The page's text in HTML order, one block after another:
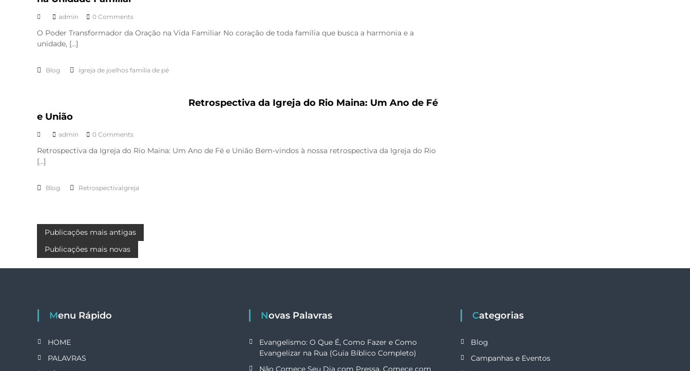
admin 0 Comments
O Poder Transformador da Oração na Vida Familiar No coração de toda família que busca a harmonia e a
unidade, […]
Blog igreja de joelhos familia de pé
Retrospectiva da Igreja do Rio Maina: Um Ano de Fé
e União
admin 0 Comments
Retrospectiva da Igreja do Rio Maina: Um Ano de Fé e União Bem-vindos à nossa retrospectiva da Igreja do Rio
[…]
Blog RetrospectivaIgreja
N
a
e
g
a
Publicações mais antigas
Publicações mais novas
Menu Rápido
HOME
PALAVRAS
Novas Palavras
Evangelismo: O Que É, Como Fazer e Como
Evangelizar na Rua (Guia Bíblico Completo)
Não Comece Seu Dia com Pressa, Comece com
Categorias
Blog
Campanhas e Eventos